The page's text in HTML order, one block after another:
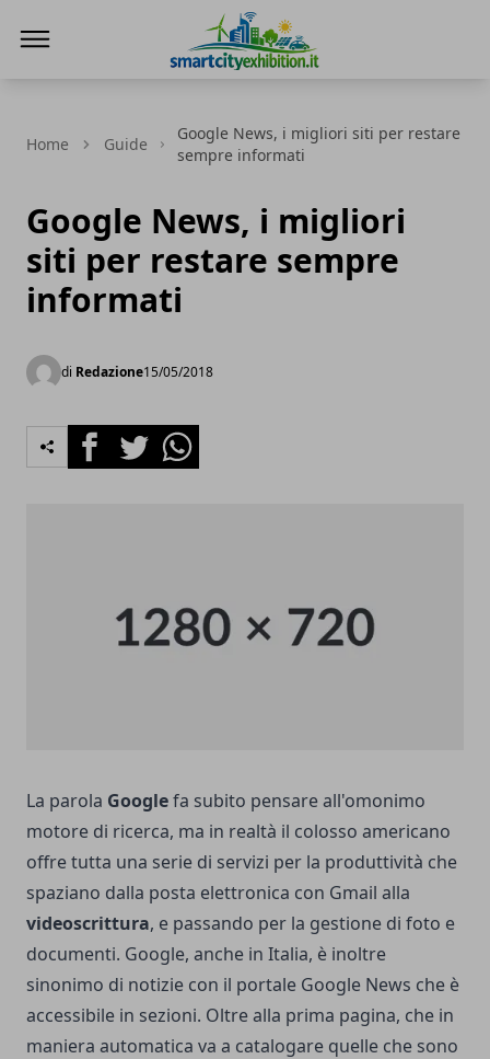
Home Guide
Google News, i migliori siti per restare
sempre informati
Google News, i migliori
siti per restare sempre
informati
di Redazione15/05/2018
FacebookTwitterWhatsapp
La parola Googlefa subito pensare all'omonimo
motore di ricerca, ma in realtà il colosso americano
offre tutta una serie di servizi per la produttività che
spaziano dalla posta elettronica con Gmail alla
videoscrittura, e passando per la gestione di foto e
documenti. Google, anche in Italia, è inoltre
sinonimo di notizie con il portale Google News che è
accessibile in sezioni. Oltre alla prima pagina, che in
maniera automatica va a catalogare quelle che sono